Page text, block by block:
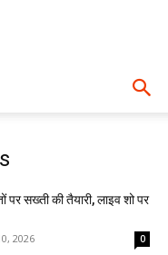
पर सख्ती की तैयारी, लाइव शो पर
2026 0